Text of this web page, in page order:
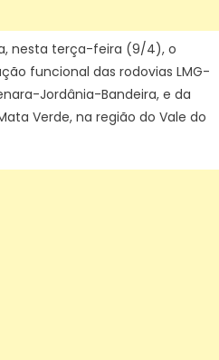
nesta terça-feira (9/4), o
funcional das rodovias LMG-
Jordânia-Bandeira, e da
Verde, na região do Vale do